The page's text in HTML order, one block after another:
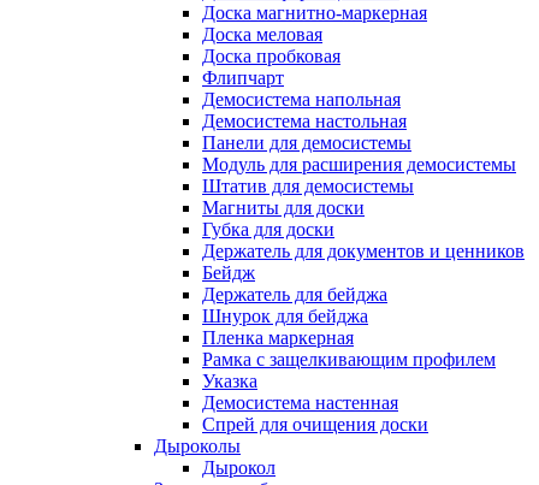
Доска магнитно-маркерная
Доска меловая
Доска пробковая
Флипчарт
Демосистема напольная
Демосистема настольная
Панели для демосистемы
Модуль для расширения демосистемы
Штатив для демосистемы
Магниты для доски
Губка для доски
Держатель для документов и ценников
Бейдж
Держатель для бейджа
Шнурок для бейджа
Пленка маркерная
Рамка с защелкивающим профилем
Указка
Демосистема настенная
Спрей для очищения доски
Дыроколы
Дырокол